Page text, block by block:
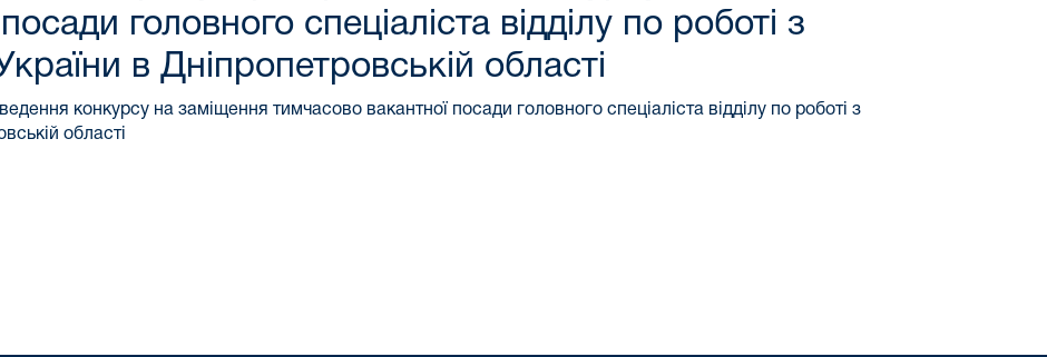
головного спеціаліста відділу по роботі з
в Дніпропетровській області
конкурсу на заміщення тимчасово вакантної посади головного спеціаліста відділу по роботі з
області